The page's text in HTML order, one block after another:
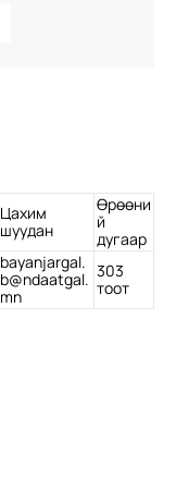
Цахим
шуудан
Өрөөни
й
дугаар
bayanjargal.
b@ndaatgal.
mn
303
тоот